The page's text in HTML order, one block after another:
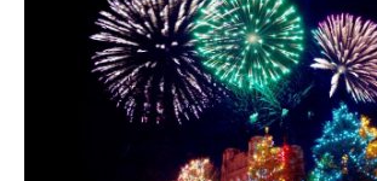
Blog dedicado a los que viven, estudian y